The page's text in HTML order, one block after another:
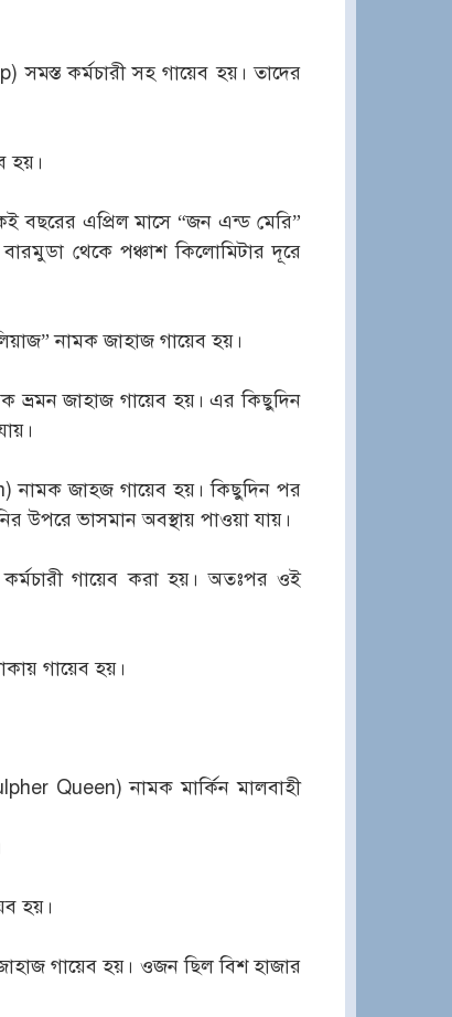
সমস্ত কর্মচারী সহ গায়েব হয়। তাদের
হয়।
বছরের এপ্রিল মাসে “জন এন্ড মেরি”
থেকে পঞ্চাশ কিলোমিটার দূরে
নামক জাহাজ গায়েব হয়।
ভ্রমন জাহাজ গায়েব হয়। এর কিছুদিন
নামক জাহজ গায়েব হয়। কিছুদিন পর
উপরে ভাসমান অবস্থায় পাওয়া যায়।
গায়েব করা হয়। অতঃপর ওই
গায়েব হয়।
Queen) নামক মার্কিন মালবাহী
হয়।
গায়েব হয়। ওজন ছিল বিশ হাজার